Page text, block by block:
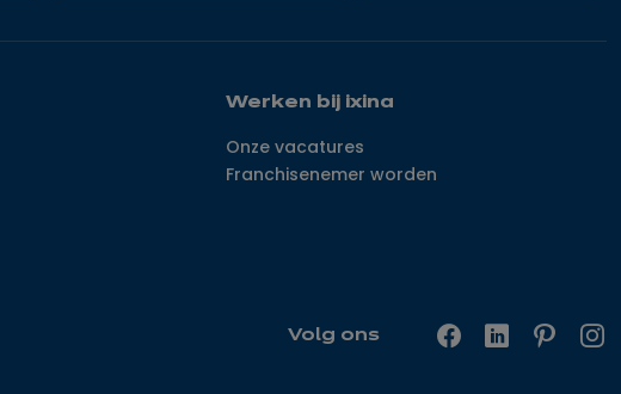
Werken bij ixina
Onze vacatures
Franchisenemer worden
Volg ons
FacebookLinkedInPinterest